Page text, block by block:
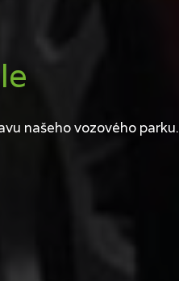
našeho vozového parku.